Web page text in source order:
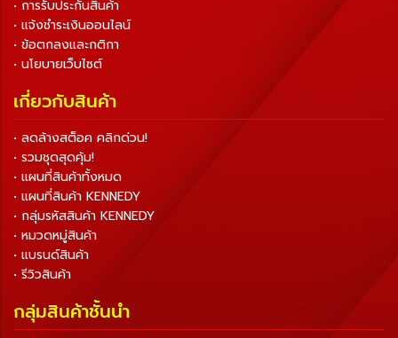
• การรับประกันสินค้า
• แจ้งชำระเงินออนไลน์
• ข้อตกลงและกติกา
• นโยบายเว็บไซต์
เกี่ยวกับสินค้า
• ลดล้างสต็อค คลิกด่วน!
• รวมชุดสุดคุ้ม!
• แผนที่สินค้าทั้งหมด
• แผนที่สินค้า KENNEDY
• กลุ่มรหัสสินค้า KENNEDY
• หมวดหมู่สินค้า
• แบรนด์สินค้า
• รีวิวสินค้า
กลุ่มสินค้าชั้นนำ